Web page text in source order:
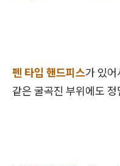
펜 타입 핸드피스가 있
같은 굴곡진 부위에도